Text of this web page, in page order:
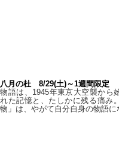
八月の杜 8/29(土)～1週間限定
物語は、1945年東京大空襲から
れた記憶と、たしかに残る痛み
物」は、やがて自分自身の物語に